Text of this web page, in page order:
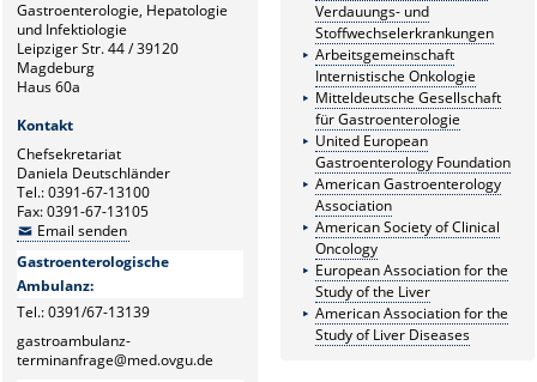
Gastroenterologie, Hepatologie
und Infektiologie
Leipziger Str. 44 / 39120
Magdeburg
Haus 60a
Kontakt
Chefsekretariat
Daniela Deutschländer
Tel.: 0391-67-13100
Fax: 0391-67-13105
Email senden
Gastroenterologische
Ambulanz:
Tel.: 0391/67-13139
gastroambulanz-
terminanfrage@med.ovgu.de
Verdauungs- und
Stoffwechselerkrankungen
Arbeitsgemeinschaft
Internistische Onkologie
Mitteldeutsche Gesellschaft
für Gastroenterologie
United European
Gastroenterology Foundation
American Gastroenterology
Association
American Society of Clinical
Oncology
European Association for the
Study of the Liver
American Association for the
Study of Liver Diseases